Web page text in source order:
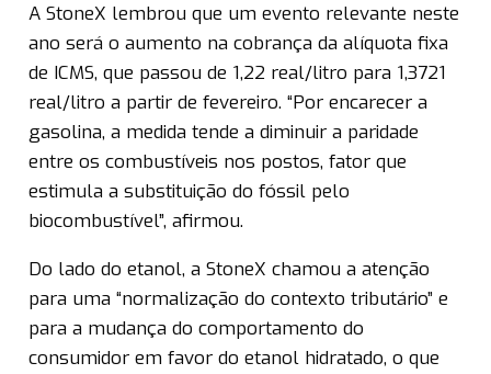
A StoneX lembrou que um evento relevante neste
ano será o aumento na cobrança da alíquota fixa
de ICMS, que passou de 1,22 real/litro para 1,3721
real/litro a partir de fevereiro. “Por encarecer a
gasolina, a medida tende a diminuir a paridade
entre os combustíveis nos postos, fator que
estimula a substituição do fóssil pelo
biocombustível”, afirmou.
Do lado do etanol, a StoneX chamou a atenção
para uma “normalização do contexto tributário” e
para a mudança do comportamento do
consumidor em favor do etanol hidratado, o que